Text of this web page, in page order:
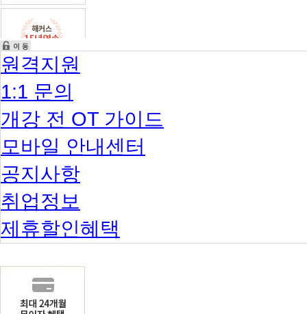
원격지원
1:1 문의
개강 전 OT 가이드
모바일 안내센터
공지사항
취업정보
제휴할인혜택